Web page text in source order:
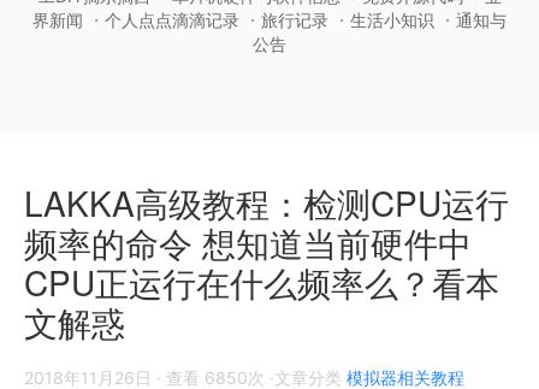
界新闻
个人点点滴滴记录 旅行记录 生活小知识
通知与
公告
LAKKA高级教程：检测CPU运行
频率的命令 想知道当前硬件中
CPU正运行在什么频率么？看本
文解惑
2018年11月26日 · 查看 6850次 ·文章分类 模拟器相关教程